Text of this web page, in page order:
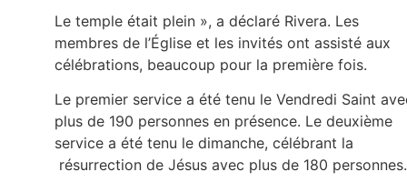
Le temple était plein », a déclaré Rivera. Les
membres de l’Église et les invités ont assisté aux
célébrations, beaucoup pour la première fois.
Le premier service a été tenu le Vendredi Saint
plus de 190 personnes en présence. Le deuxième
service a été tenu le dimanche, célébrant la
résurrection de Jésus avec plus de 180 personnes.